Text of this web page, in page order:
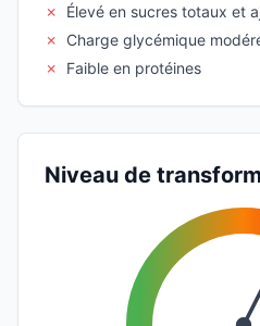
✗
Élevé en sucres totaux et
✗
Charge glycémique
✗
Faible en protéines
Niveau de